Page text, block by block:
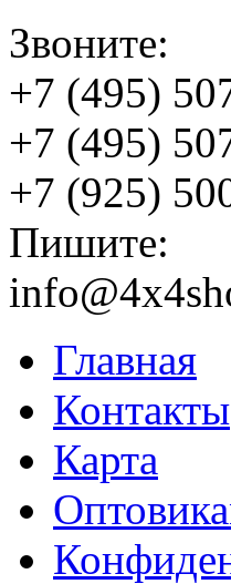
Звоните:
+7 (495)
+7 (495)
+7 (925)
Пишите:
Главная
Контакты
Карта